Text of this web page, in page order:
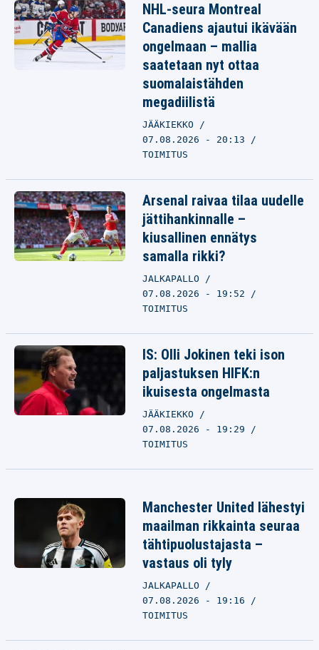
NHL-seura Montreal
Canadiens ajautui ikävään
ongelmaan – mallia
saatetaan nyt ottaa
suomalaistähden
megadiilistä
JÄÄKIEKKO
07.08.2026 - 20:13
TOIMITUS
Arsenal raivaa tilaa uudelle
jättihankinnalle –
kiusallinen ennätys
samalla rikki?
JALKAPALLO
07.08.2026 - 19:52
TOIMITUS
IS: Olli Jokinen teki ison
paljastuksen HIFK:n
ikuisesta ongelmasta
JÄÄKIEKKO
07.08.2026 - 19:29
TOIMITUS
Manchester United lähestyi
maailman rikkainta seuraa
tähtipuolustajasta –
vastaus oli tyly
JALKAPALLO
07.08.2026 - 19:16
TOIMITUS